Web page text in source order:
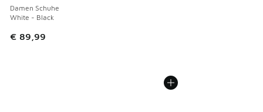
Damen Schuhe
White - Black
€ 89,99